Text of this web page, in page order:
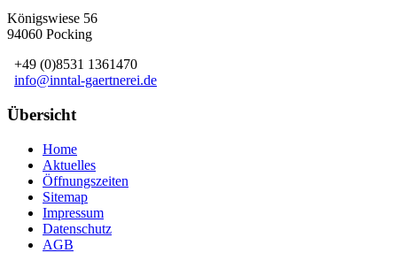
Königswiese 56
94060 Pocking
+49 (0)8531 1361470
info@inntal-gaertnerei.de
Übersicht
Home
Aktuelles
Öffnungszeiten
Sitemap
Impressum
Datenschutz
AGB